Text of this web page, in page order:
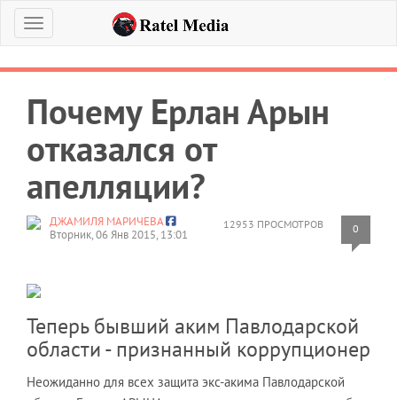
Меню
Почему Ерлан Арын
отказался от
апелляции?
12953 ПРОСМОТРОВ 0
ДЖАМИЛЯ МАРИЧЕВА
Вторник, 06 Янв 2015, 13:01
Теперь бывший аким Павлодарской
области - признанный коррупционер
Неожиданно для всех защита экс-акима Павлодарской